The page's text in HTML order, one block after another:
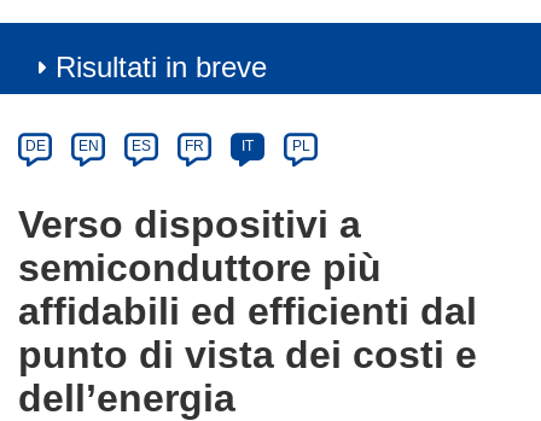
Risultati in breve
Category
Article
available
the
following
languages:
DE EN ES FR IT PL
Verso dispositivi a
semiconduttore più
affidabili ed efficienti dal
punto di vista dei costi e
dell’energia